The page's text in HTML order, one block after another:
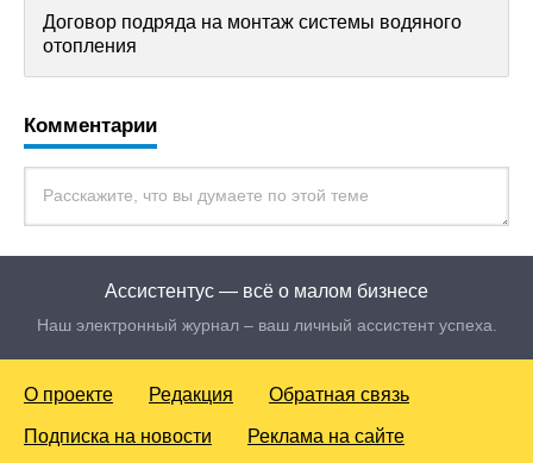
Договор подряда на монтаж системы водяного
отопления
Комментарии
Ассистентус — всё о малом бизнесе
Наш электронный журнал – ваш личный ассистент успеха.
О проекте Редакция Обратная связь
Подписка на новости Реклама на сайте